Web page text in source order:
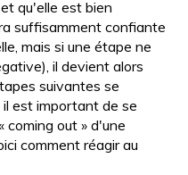
qu'elle est bien
suffisamment confiante
mais si une étape ne
il devient alors
suivantes se
est important de se
coming out » d'une
comment réagir au